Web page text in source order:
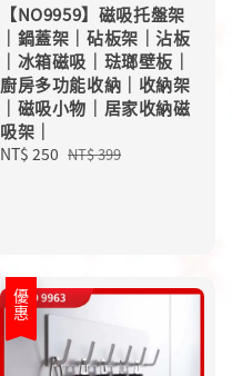
【NO9959】磁吸托盤架
｜鍋蓋架｜砧板架｜沾板
｜冰箱磁吸｜琺瑯壁板｜
廚房多功能收納｜收納架
｜磁吸小物｜居家收納磁
吸架｜
Sale
NT$ 250 Regular
NT$ 399
優惠